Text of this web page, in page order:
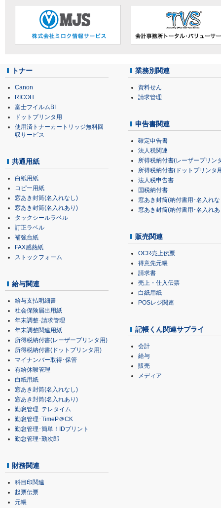
トナー
Canon
RICOH
富士フイルムBI
ドットプリンタ用
使用済トナーカートリッジ無料回
収サービス
共通用紙
白紙用紙
コピー用紙
窓あき封筒(名入れなし)
窓あき封筒(名入れあり)
タックシールラベル
訂正ラベル
補強台紙
FAX感熱紙
ストックフォーム
給与関連
給与支払明細書
社会保険届出用紙
年末調整･請求管理
年末調整関連用紙
所得税納付書(レーザープリンタ用)
所得税納付書(ドットプリンタ用)
マイナンバー取得･保管
有給休暇管理
白紙用紙
窓あき封筒(名入れなし)
窓あき封筒(名入れあり)
勤怠管理･テレタイム
勤怠管理･TimeP＠CK
勤怠管理･簡単！IDプリント
勤怠管理･勤次郎
財務関連
科目印関連
起票伝票
元帳
業務別関連
資料せん
請求管理
申告書関連
確定申告書
法人税関連
所得税納付書(レーザープリン
所得税納付書(ドットプリンタ
法人税申告書
国税納付書
窓あき封筒(納付書用･名入れ
窓あき封筒(納付書用･名入れ
販売関連
OCR売上伝票
得意先元帳
請求書
売上・仕入伝票
白紙用紙
POSレジ関連
記帳くん関連サプライ
会計
給与
販売
メディア